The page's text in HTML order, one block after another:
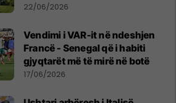
22/06/2026
Vendimi i VAR-it në ndeshjen
Francë - Senegal që i habiti
gjyqtarët më të mirë në botë
17/06/2026